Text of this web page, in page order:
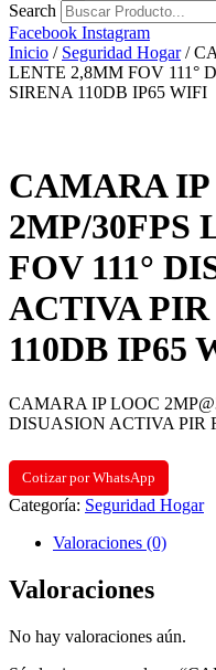
Search
Facebook Instagram
Inicio / Seguridad Hogar/
LENTE 2,8MM FOV 111°
SIRENA 110DB IP65 WIFI
CAMARA
2MP/30FPS
FOV 111°
ACTIVA
110DB IP65
CAMARA IP LOOC
DISUASION ACTIVA PIR
Cotizar por WhatsApp
Categoría: Seguridad Hogar
Valoraciones (0)
Valoraciones
No hay valoraciones aún.